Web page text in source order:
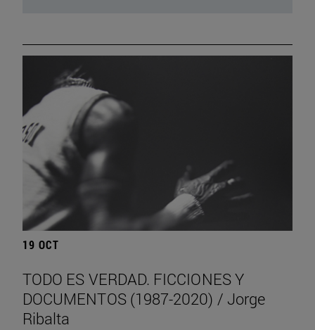
19 OCT
TODO ES VERDAD. FICCIONES Y
DOCUMENTOS (1987-2020) / Jorge
Ribalta